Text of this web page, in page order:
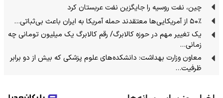
چین، نفت روسیه را جایگزین نفت عربستان کرد
۵۰٪ از آمریکایی‌ها معتقدند حمله آمریکا به ایران باعث بی‌ثباتی…
یک تغییر مهم در حوزه کالابرگ/ رقم کالابرگ یک میلیون تومانی چه
زمانی…
معاون وزارت بهداشت: دانشکده‌های علوم پزشکی که بیش از دو برابر
ظرفیت…